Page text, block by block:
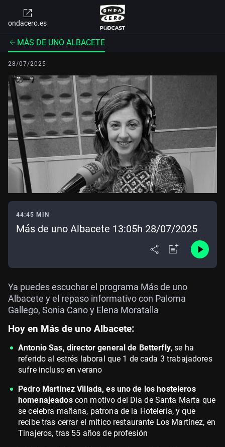
ondacero.es
MÁS DE UNO ALBACETE
28/07/2025
44:45 MIN
Más de uno Albacete 13:05h 28/07/2025
Ya puedes escuchar el programa Más de uno
Albacete y el repaso informativo con Paloma
Gallego, Sonia Cano y Elena Moratalla
Hoy en Más de uno Albacete:
Antonio Sas, director general de Betterfly, se ha
referido al estrés laboral que 1 de cada 3 trabajadores
sufre incluso en verano
Pedro Martínez Villada, es uno de los hosteleros
homenajeados con motivo del Día de Santa Marta que
se celebra mañana, patrona de la Hotelería, y que
recibe tras cerrar el mítico restaurante Los Martínez, en
Tinajeros, tras 55 años de profesión